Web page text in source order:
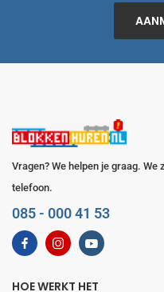
Vragen? We helpen je graag.
telefoon.
085 - 000 41 53
HOE WERKT HET